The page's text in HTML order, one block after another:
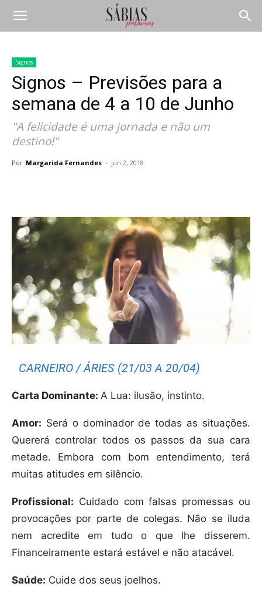
Signos
Signos – Previsões para a
semana de 4 a 10 de Junho
"A felicidade é uma jornada e não um
destino!"
Por Margarida Fernandes - jun 2, 2018
CARNEIRO / ÁRIES (21/03 A 20/04)
Carta Dominante: A Lua: ilusão, instinto.
Amor: Será o dominador de todas as situações.
Quererá controlar todos os passos da sua cara
metade. Embora com bom entendimento, terá
muitas atitudes em silêncio.
Profissional: Cuidado com falsas promessas ou
provocações por parte de colegas. Não se iluda
nem acredite em tudo o que lhe disserem.
Financeiramente estará estável e não atacável.
Saúde: Cuide dos seus joelhos.